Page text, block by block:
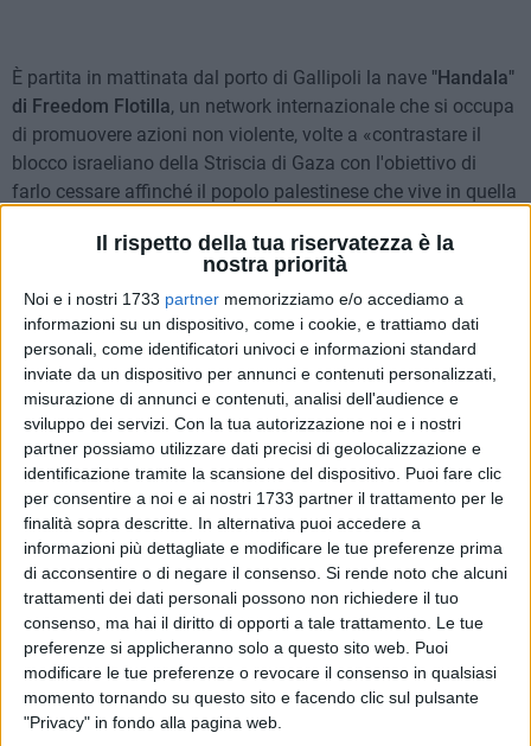
Il rispetto della tua riservatezza è la
nostra priorità
Noi e i nostri 1733 partner memorizziamo e/o accediamo a
informazioni su un dispositivo, come i cookie, e trattiamo dati
personali, come identificatori univoci e informazioni standard
inviate da un dispositivo per annunci e contenuti personalizzati,
misurazione di annunci e contenuti, analisi dell'audience e
sviluppo dei servizi. Con la tua autorizzazione noi e i nostri
partner possiamo utilizzare dati precisi di geolocalizzazione e
identificazione tramite la scansione del dispositivo. Puoi fare clic
per consentire a noi e ai nostri 1733 partner il trattamento per le
finalità sopra descritte. In alternativa puoi accedere a
informazioni più dettagliate e modificare le tue preferenze prima
di acconsentire o di negare il consenso. Si rende noto che alcuni
trattamenti dei dati personali possono non richiedere il tuo
consenso, ma hai il diritto di opporti a tale trattamento. Le tue
preferenze si applicheranno solo a questo sito web. Puoi
modificare le tue preferenze o revocare il consenso in qualsiasi
momento tornando su questo sito e facendo clic sul pulsante
"Privacy" in fondo alla pagina web.
È partita in mattinata dal porto di Gallipoli la nave "Handala"
di Freedom Flotilla, un network internazionale che si occupa
di promuovere azioni non violente, volte a «contrastare il
blocco israeliano della Striscia di Gaza con l'obiettivo di
farlo cessare affinché il popolo palestinese che vive in quella
Sono circa37 le imbarcazioni inviate a Gaza dal 2008
oggi da realtà simili a quella di Freedom Flotilla.
«Con queste azioni dirette la pressione che il governo
israeliano riceve aumenta drasticamente: si tratta di persone
attiviste che arrivano da ogni parte del mondo e che hanno
idee ed obiettivi diversi ma convergenti – ha spiegato
Lapiccirella, barese, componente del gruppo italiano
dell'equipaggio della Handala -. Il punto, quando si
propongono azioni del genere non è riuscire o non riuscire,
ma il vero obiettivo riguarda lo scopo puramente politico e
umanitario della missione: quello che facciamo, vale a dire
entrare nelle acque di Gaza, dovrebbe essere possibile non
solo per noi ma per tutti quanti».
«Il fatto che lo facciano i civili è solo la prova della
complicità delle istituzioni e dei governi ed il silenzio dei vari
attori è esattamente la ragione per cui il blocco navale